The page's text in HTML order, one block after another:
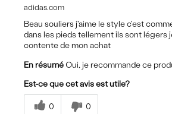
adidas.com
Beau souliers j'aime le style c'est
dans les pieds tellement ils sont légers
contente de mon achat
En résumé Oui, je recommande ce
Est-ce que cet avis est utile?
0 0